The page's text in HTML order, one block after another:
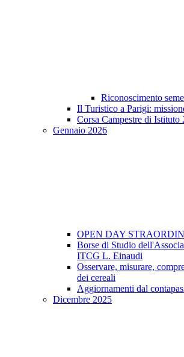
Riconoscimento
Il Turistico a Parigi:
Corsa Campestre di Istituto
Gennaio 2026
OPEN DAY
Borse di Studio
ITCG L. Einaudi
Osservare, misurare,
dei cereali
Aggiornamenti dal
Dicembre 2025